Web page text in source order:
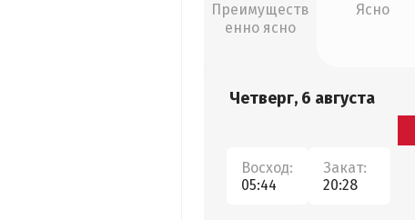
Преимуществ
енно ясно
Ясно
Четверг, 6 августа
Восход:
05:44
Закат:
20:28